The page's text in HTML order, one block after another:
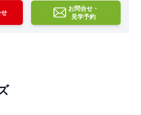
お問合せ・
見学予約